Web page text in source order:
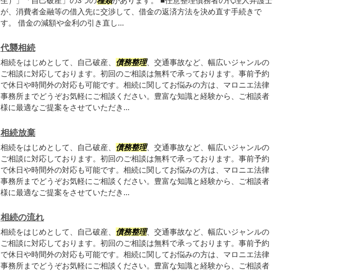
が、消費者金融等の借入先に交渉して、借金の返済方法を決め直す手続きで
す。 借金の減額や金利の引き直し...
代襲相続
相続をはじめとして、自己破産、 債務整理、交通事故など、幅広いジャンルの
ご相談に対応しております。初回のご相談は無料で承っております。事前予約
で休日や時間外の対応も可能です。相続に関してお悩みの方は、マロニエ法律
事務所までどうぞお気軽にご相談ください。豊富な知識と経験から、ご相談者
様に最適なご提案をさせていただき...
相続放棄
相続をはじめとして、自己破産、 債務整理、交通事故など、幅広いジャンルの
ご相談に対応しております。初回のご相談は無料で承っております。事前予約
で休日や時間外の対応も可能です。相続に関してお悩みの方は、マロニエ法律
事務所までどうぞお気軽にご相談ください。豊富な知識と経験から、ご相談者
様に最適なご提案をさせていただき...
相続の流れ
相続をはじめとして、自己破産、 債務整理、交通事故など、幅広いジャンルの
ご相談に対応しております。初回のご相談は無料で承っております。事前予約
で休日や時間外の対応も可能です。相続に関してお悩みの方は、マロニエ法律
事務所までどうぞお気軽にご相談ください。豊富な知識と経験から、ご相談者